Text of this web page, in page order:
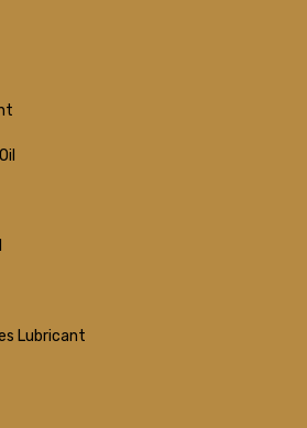
Lubricant